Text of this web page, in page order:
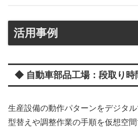
活用事例
◆ 自動車部品工場：段取り時
生産設備の動作パターンをデジタル
型替えや調整作業の手順を仮想空